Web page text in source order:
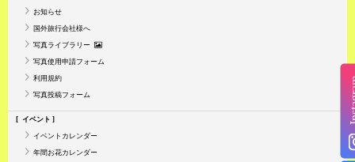
お知らせ
国外旅行会社様へ
写真ライブラリー
写真使用申請フォーム
利用規約
写真投稿フォーム
イベント
イベントカレンダー
年間お花カレンダー